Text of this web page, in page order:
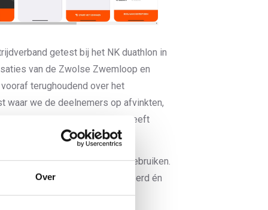
Over
getest bij het NK duathlon in
van de Zwolse Zwemloop en
terughoudend over het
waar we de deelnemers op afvinkten,
de app mijn verwachtingen heeft
organisatie mijntriathlonNL gebruiken.
waarop de app is geïnstalleerd én